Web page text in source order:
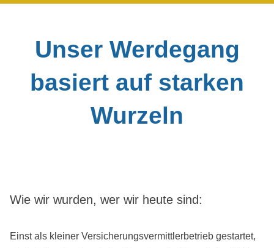
Unser Werdegang
basiert auf starken
Wurzeln
Wie wir wurden, wer wir heute sind:
Einst als kleiner Versicherungsvermittlerbetrieb gestartet,